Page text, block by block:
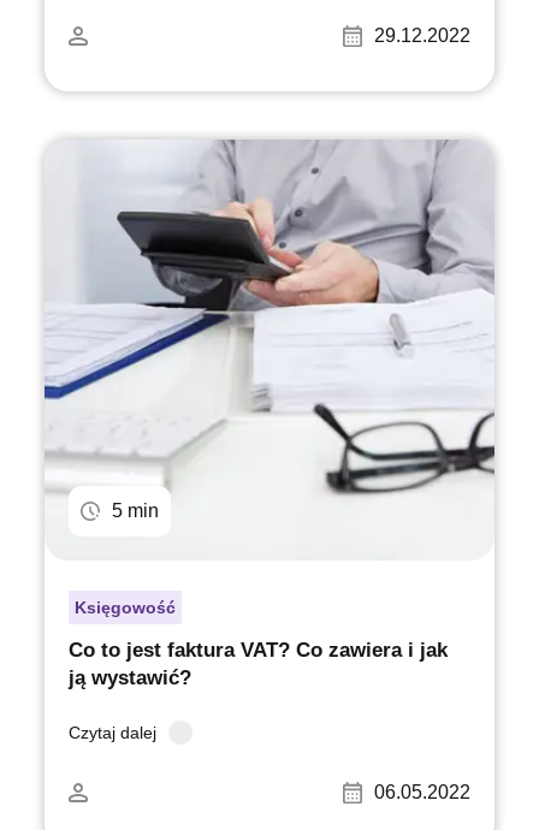
29.12.2022
5 min
Księgowość
Co to jest faktura VAT? Co zawiera i jak
ją wystawić?
Czytaj dalej
06.05.2022